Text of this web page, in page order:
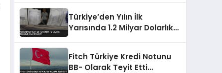
Türkiye’den Yılın İlk
Yarısında 1.2 Milyar Dolarlık
Fitch Türkiye Kredi Notunu
BB- Olarak Teyit Etti